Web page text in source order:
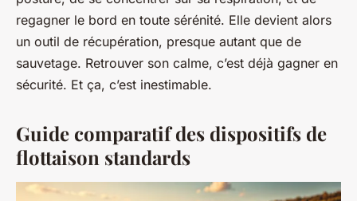
regagner le bord en toute sérénité. Elle devient alors
un outil de récupération, presque autant que de
sauvetage. Retrouver son calme, c’est déjà gagner en
sécurité. Et ça, c’est inestimable.
Guide comparatif des dispositifs de
flottaison standards